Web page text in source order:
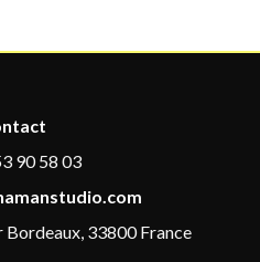
90 58 03
Bordeaux, 33800 France